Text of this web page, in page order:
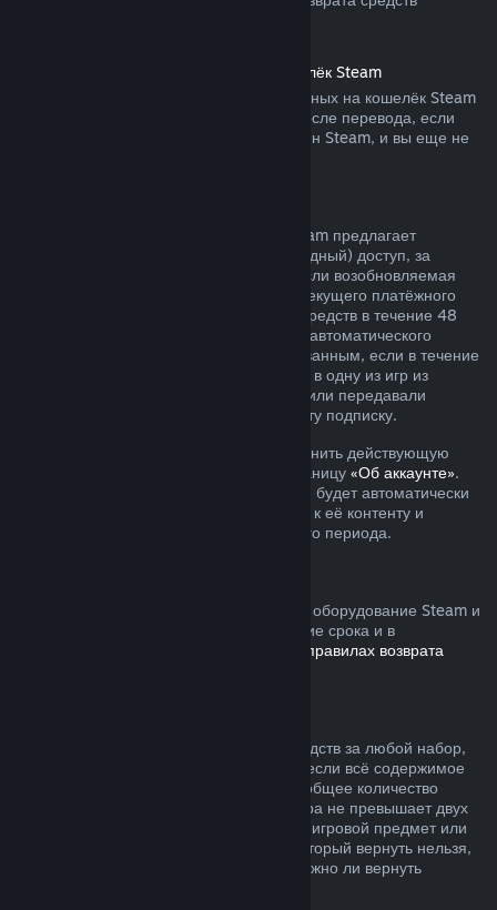
Возврат средств, переведённых на кошелёк Steam
Вы можете запросить возврат переведённых на кошелёк Steam
средств в течение четырнадцати дней после перевода, если
средства были переведены через магазин Steam, и вы еще не
Для определённого контента и услуг Steam предлагает
периодический (ежемесячный или ежегодный) доступ, за
который взимается регулярная плата. Если возобновляемая
подписка не использовалась в течение текущего платёжного
периода, вы можете запросить возврат средств в течение 48
часов с момента покупки или с момента автоматического
продления. Контент считается использованным, если в течение
текущего платёжного периода вы играли в одну из игр из
подписки либо использовали, изменяли или передавали
преимущества или скидки, входящие в эту подписку.
Обратите внимание, что вы можете отменить действующую
подписку в любое время, перейдя на станицу «Об аккаунте».
После отмены ваша подписка больше не будет автоматически
продлеваться, но у вас останется доступ к её контенту и
преимуществам до окончания платёжного периода.
Вы можете запросить возврат средств за оборудование Steam и
аксессуары, купленные в Steam, в течение срока и в
правилах возврата
Вы можете получить полный возврат средств за любой набор,
купленный в магазине Steam, но только если всё содержимое
набора находится на вашем аккаунте и общее количество
времени пользования товарами из набора не превышает двух
часов. Если к набору прилагается внутриигровой предмет или
дополнительный контент, средства за который вернуть нельзя,
при оформлении покупки вы узнаете, можно ли вернуть